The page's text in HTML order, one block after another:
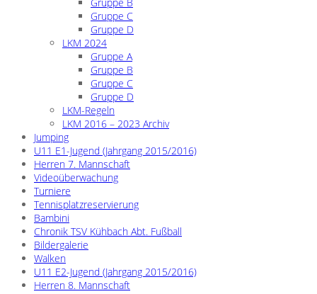
Gruppe C
Gruppe D
LKM 2024
Gruppe A
Gruppe B
Gruppe C
Gruppe D
LKM-Regeln
LKM 2016 – 2023 Archiv
Jumping
U11 E1-Jugend (Jahrgang 2015/2016)
Herren 7. Mannschaft
Videoüberwachung
Turniere
Tennisplatzreservierung
Bambini
Chronik TSV Kühbach Abt. Fußball
Bildergalerie
Walken
U11 E2-Jugend (Jahrgang 2015/2016)
Herren 8. Mannschaft